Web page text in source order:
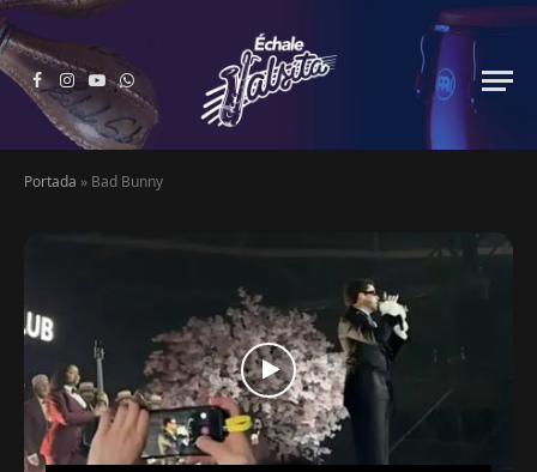
Facebook
Instagram
YouTubeWhatsApp
Portada » Bad Bunny